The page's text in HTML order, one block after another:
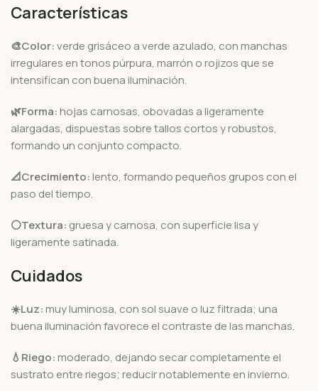
Características
🎨Color:verde grisáceo a verde azulado, con manchas
irregulares en tonos púrpura, marrón o rojizos que se
intensifican con buena iluminación.
🌿Forma: hojas carnosas, obovadas a ligeramente
alargadas, dispuestas sobre tallos cortos y robustos,
formando un conjunto compacto.
📐Crecimiento: lento, formando pequeños grupos con el
paso del tiempo.
⚪Textura: gruesa y carnosa, con superficie lisa y
ligeramente satinada.
Cuidados
☀️Luz: muy luminosa, con sol suave o luz filtrada; una
buena iluminación favorece el contraste de las manchas.
💧Riego: moderado, dejando secar completamente el
sustrato entre riegos; reducir notablemente en invierno.